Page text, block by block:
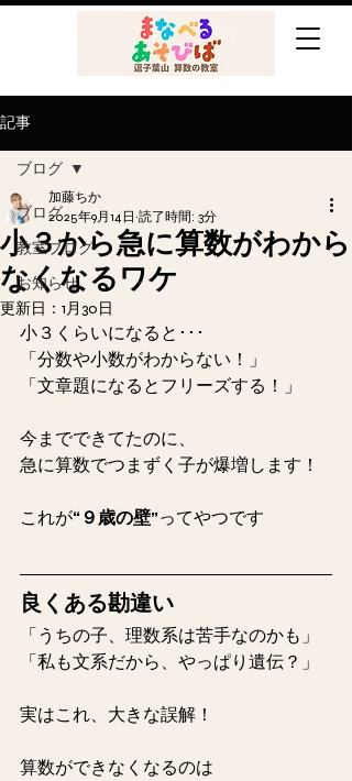
記事
ブログ
教室ブログ
お知らせ
ブログ
小３から急に算数がわから
なくなるワケ
加藤ちか
2025年9月14日 読了時間: 3分
更新日： 1月30日
小３くらいになると･･･
「分数や小数がわからない！」
「文章題になるとフリーズする！」
今までできてたのに、
急に算数でつまずく子が爆増します！
これが“９歳の壁”ってやつです
良くある勘違い
「うちの子、理数系は苦手なのかも」
「私も文系だから、やっぱり遺伝？」
実はこれ、大きな誤解！
算数ができなくなるのは